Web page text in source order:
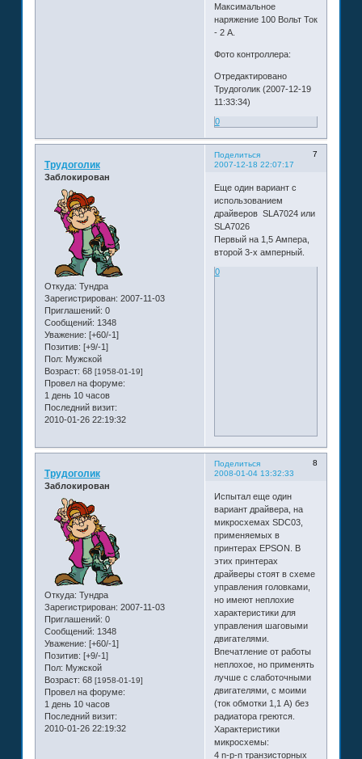
Максимальное
наряжение 100 Вольт Ток
- 2 А.
Фото контроллера:
Отредактировано
Трудоголик (2007-12-19
11:33:34)
0
Поделиться
7
2007-12-18 22:07:17
Трудоголик
Заблокирован
Откуда: Тундра
Зарегистрирован: 2007-11-03
Приглашений: 0
Сообщений: 1348
Уважение: [+60/-1]
Позитив: [+9/-1]
Пол: Мужской
Возраст: 68 [1958-01-19]
Провел на форуме:
1 день 10 часов
Последний визит:
2010-01-26 22:19:32
Еще один вариант с
использованием
драйверов SLA7024 или
SLA7026
Первый на 1,5 Ампера,
второй 3-х амперный.
0
Поделиться
8
2008-01-04 13:32:33
Трудоголик
Заблокирован
Откуда: Тундра
Зарегистрирован: 2007-11-03
Приглашений: 0
Сообщений: 1348
Уважение: [+60/-1]
Позитив: [+9/-1]
Пол: Мужской
Возраст: 68 [1958-01-19]
Провел на форуме:
1 день 10 часов
Последний визит:
2010-01-26 22:19:32
Испытал еще один
вариант драйвера, на
микросхемах SDC03,
применяемых в
принтерах EPSON. В
этих принтерах
драйверы стоят в схеме
управления головками,
но имеют неплохие
характеристики для
управления шаговыми
двигателями.
Впечатление от работы
неплохое, но применять
лучше с слаботочными
двигателями, с моими
(ток обмотки 1,1 А) без
радиатора греются.
Характеристики
микросхемы:
4 n-p-n транзисторных